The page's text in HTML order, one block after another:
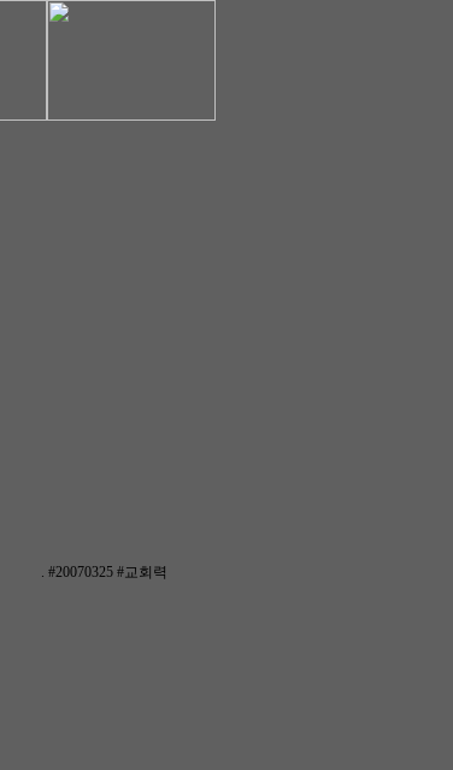
. #20070325 #교회력